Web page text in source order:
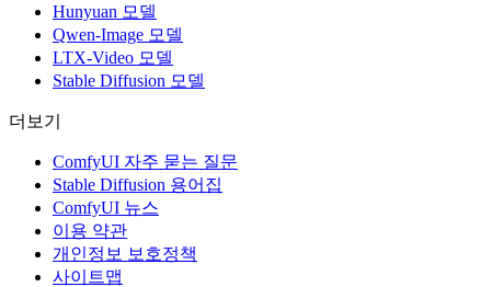
Hunyuan 모델
Qwen-Image 모델
LTX-Video 모델
Stable Diffusion 모델
더보기
ComfyUI 자주 묻는 질문
Stable Diffusion 용어집
ComfyUI 뉴스
이용 약관
개인정보 보호정책
사이트맵